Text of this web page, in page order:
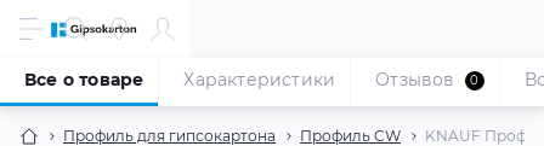
Профиль для гипсокартона Профиль CW KNAUF
Все о товаре Характеристики Отзывов 0